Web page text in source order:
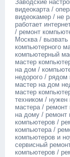
Заводские
видеокарта /
видеокамер / не
работает
/ ремонт
Москва /
компьютерного
компьютерный
мастер
на дом /
недорого /
мастер на дом
мастер
техником / нужен
мастера /
на дому / ремонт
компьютеров /
компьютера /
компьютеров и
сервисный
компьютеров /